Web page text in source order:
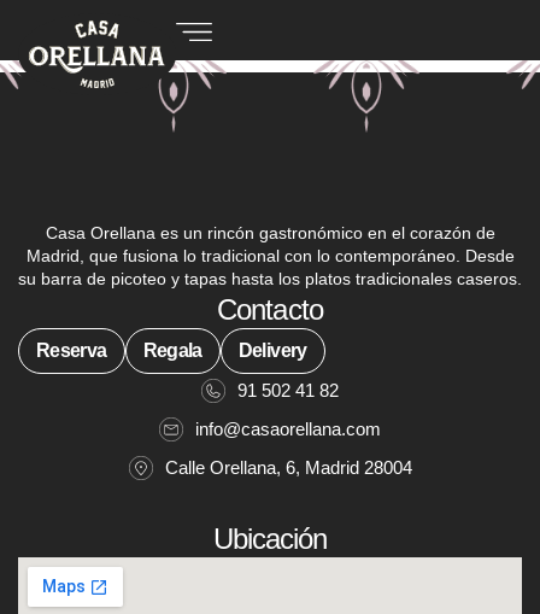
Casa Orellana es un rincón gastronómico en el corazón de
Madrid, que fusiona lo tradicional con lo contemporáneo. Desde
su barra de picoteo y tapas hasta los platos tradicionales caseros.
Contacto
Reserva Regala
Delivery
91 502 41 82
info@casaorellana.com
Calle Orellana, 6, Madrid 28004
Ubicación